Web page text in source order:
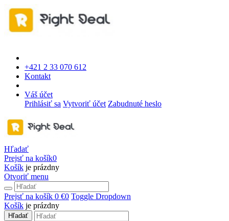
+421 2 33 070 612
Kontakt
Váš účet
Prihlásiť sa Vytvoriť účet Zabudnuté heslo
Hľadať
Prejsť na košík0
Košík je prázdny
Otvoriť menu
Prejsť na košík 0 €0 Toggle Dropdown
Košík je prázdny
Hľadať